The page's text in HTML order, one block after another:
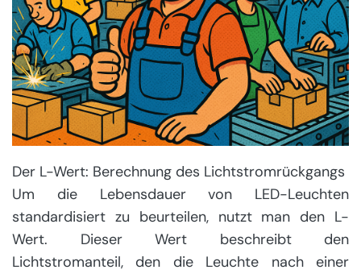
Der L-Wert: Berechnung des Lichtstromrückgangs
Um die Lebensdauer von LED-Leuchten
standardisiert zu beurteilen, nutzt man den L-
Wert. Dieser Wert beschreibt den
Lichtstromanteil, den die Leuchte nach einer